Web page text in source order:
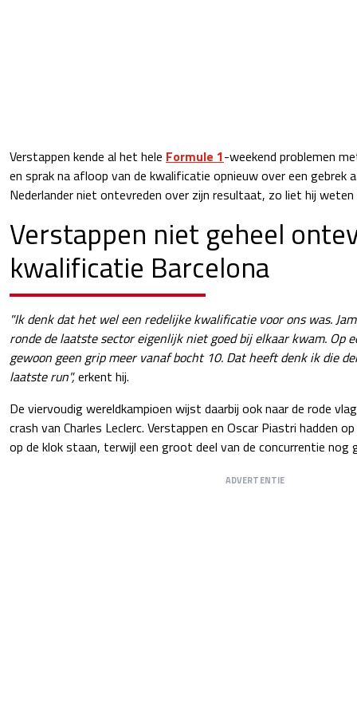
Verstappen kende al het hele Formule 1-weekend problemen
en sprak na afloop van de kwalificatie opnieuw over een gebrek
Nederlander niet ontevreden over zijn resultaat, zo liet hij
Verstappen niet geheel
kwalificatie Barcelona
"Ik denk dat het wel een redelijke kwalificatie voor ons was.
ronde de laatste sector eigenlijk niet goed bij elkaar kwam. Op
gewoon geen grip meer vanaf bocht 10. Dat heeft denk ik die
laatste run",erkent hij.
De viervoudig wereldkampioen wijst daarbij ook naar de rode
crash van Charles Leclerc. Verstappen en Oscar Piastri hadden
op de klok staan, terwijl een groot deel van de concurrentie nog
ADVERTENTIE